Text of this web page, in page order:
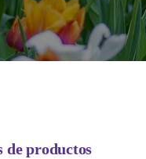
de productos